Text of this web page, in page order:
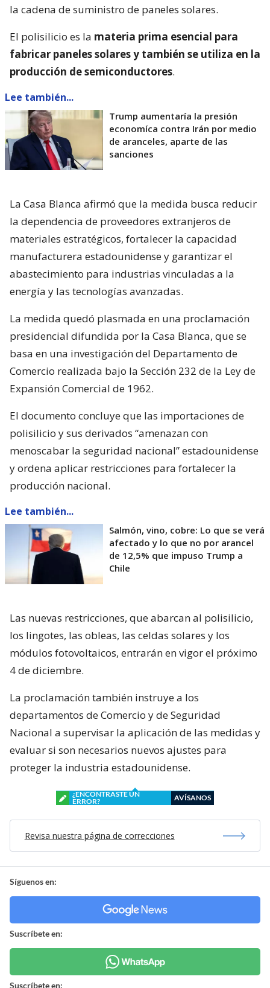
la cadena de suministro de paneles solares.
El polisilicio es la materia prima esencial para
fabricar paneles solares y también se utiliza en la
producción de semiconductores.
Lee también...
Trump aumentaría la presión
economíca contra Irán por medio
de aranceles, aparte de las
sanciones
La Casa Blanca afirmó que la medida busca reducir
la dependencia de proveedores extranjeros de
materiales estratégicos, fortalecer la capacidad
manufacturera estadounidense y garantizar el
abastecimiento para industrias vinculadas a la
energía y las tecnologías avanzadas.
La medida quedó plasmada en una proclamación
presidencial difundida por la Casa Blanca, que se
basa en una investigación del Departamento de
Comercio realizada bajo la Sección 232 de la Ley de
Expansión Comercial de 1962.
El documento concluye que las importaciones de
polisilicio y sus derivados “amenazan con
menoscabar la seguridad nacional” estadounidense
y ordena aplicar restricciones para fortalecer la
producción nacional.
Lee también...
Salmón, vino, cobre: Lo que se verá
afectado y lo que no por arancel
de 12,5% que impuso Trump a
Chile
Las nuevas restricciones, que abarcan al polisilicio,
los lingotes, las obleas, las celdas solares y los
módulos fotovoltaicos, entrarán en vigor el próximo
4 de diciembre.
La proclamación también instruye a los
departamentos de Comercio y de Seguridad
Nacional a supervisar la aplicación de las medidas y
evaluar si son necesarios nuevos ajustes para
proteger la industria estadounidense.
¿ENCONTRASTE UN
ERROR?
AVÍSANOS
Revisa nuestra página de correcciones
Síguenos en:
Suscríbete en:
Suscríbete en: